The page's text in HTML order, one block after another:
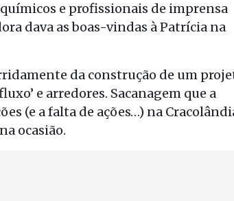
e profissionais de imprensa
dava as boas-vindas à Patrícia na
da construção de um
e arredores. Sacanagem que a
(e a falta de ações…) na
ocasião.